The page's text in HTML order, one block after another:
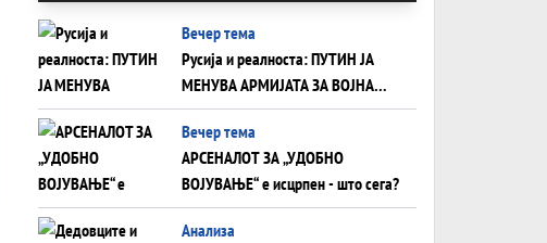
Вечер тема
Русија и реалноста: ПУТИН ЈА
МЕНУВА АРМИЈАТА ЗА ВОЈНА
ШТО ОСТАНУВА БЕЗ ФРОНТ
Вечер тема
АРСЕНАЛОТ ЗА „УДОБНО
ВОЈУВАЊЕ“ е исцрпен - што сега?
Анализа